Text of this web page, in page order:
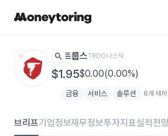
star search 트룹스TROO나스닥
$1.95$0.00(0.00%)
금융 서비스 솔루션 6개 테마
브리프기업정보재무정보투자지표실적전